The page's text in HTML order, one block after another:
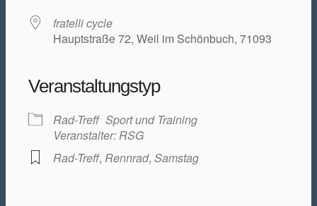
fratelli cycle
Hauptstraße 72, Weil im Schönbuch, 71093
Veranstaltungstyp
Rad-Treff Sport und Training
Veranstalter: RSG
Rad-Treff,Rennrad,Samstag